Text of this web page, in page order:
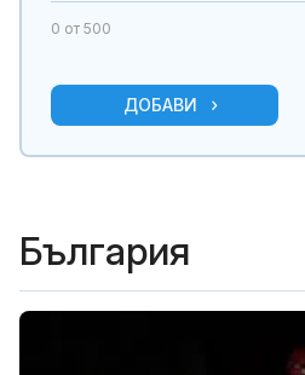
0 от 500
ДОБАВИ
България